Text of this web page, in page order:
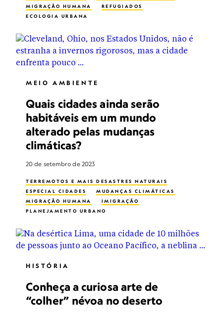
MIGRAÇÃO HUMANA
REFUGIADOS
ECOLOGIA URBANA
MEIO AMBIENTE
Quais cidades ainda serão
habitáveis em um mundo
alterado pelas mudanças
climáticas?
20 de setembro de 2023
TERREMOTOS E MAIS DESASTRES NATURAIS
ESPECIAL CIDADES
MUDANÇAS CLIMÁTICAS
MIGRAÇÃO HUMANA
IMIGRAÇÃO
PLANEJAMENTO URBANO
HISTÓRIA
Conheça a curiosa arte de
“colher” névoa no deserto